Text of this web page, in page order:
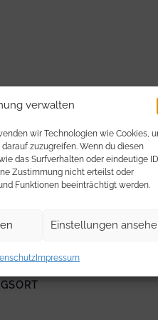
verwalten
wir Technologien wie Cookies,
zuzugreifen. Wenn du diesen
das Surfverhalten oder eindeutige
Zustimmung nicht erteilst oder
Funktionen beeinträchtigt werden.
Einstellungen
Impressum
unserer Regio Baden.
App geteilt.